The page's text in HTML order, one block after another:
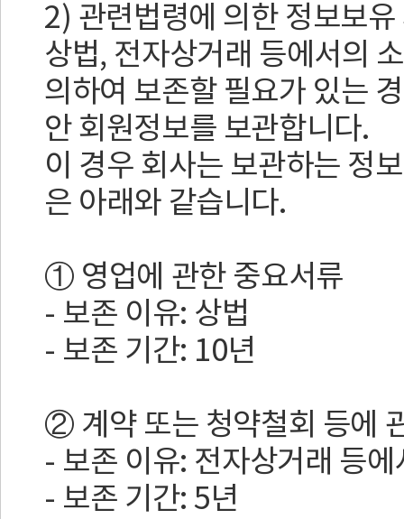
2) 관련법령에 의한 정보보유
상법, 전자상거래 등에서의
의하여 보존할 필요가 있는
안 회원정보를 보관합니다.
이 경우 회사는 보관하는 정
은 아래와 같습니다.
① 영업에 관한 중요서류
- 보존 이유: 상법
- 보존 기간: 10년
② 계약 또는 청약철회 등에
- 보존 이유: 전자상거래 등
- 보존 기간: 5년